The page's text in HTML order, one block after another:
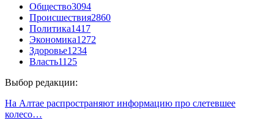
Общество3094
Происшествия2860
Политика1417
Экономика1272
Здоровье1234
Власть1125
Выбор редакции:
На Алтае распространяют информацию про слетевшее
колесо…